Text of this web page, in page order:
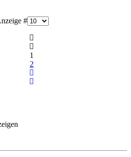
#
1
2